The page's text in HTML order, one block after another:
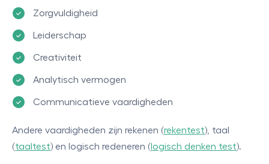
Zorgvuldigheid
Leiderschap
Creativiteit
Analytisch vermogen
Communicatieve vaardigheden
Andere vaardigheden zijn rekenen (rekentest), taal
(taaltest) en logisch redeneren ( logisch denken test).